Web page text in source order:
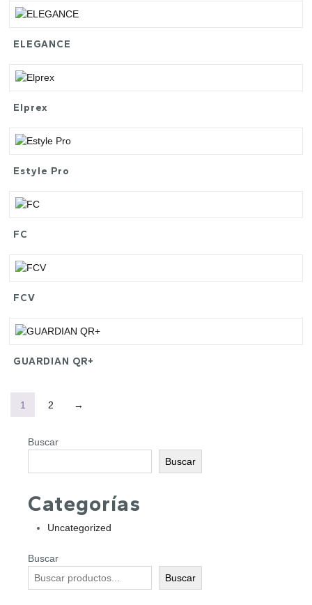
ELEGANCE
Elprex
Estyle Pro
FC
FCV
GUARDIAN QR+
1 2 →
Buscar
Buscar
Categorías
Uncategorized
Buscar
Buscar